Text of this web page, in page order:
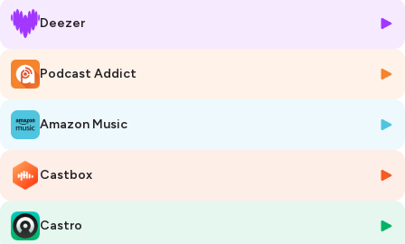
Pourquoi ? A qui ? Depuis quand ? A quelle heure s’y mettent-ils ? A
quel endroit ? A quoi ressemble leur livre avant d’être un livre ? Quelles
voix tournent dans leur tête au moment où ils se mettent à leur table
de travail ? Et comment ces voix, ces mots qui se bousculent dans
scenari ? Comment ont-ils débuté ? Continué ? Quelles ont été leurs
plus grandes difficultés ?
Michaux… chaque mois, nous rencontrons les écrivains majeurs de la
scène littéraire actuelle, ceux qui animent les ateliers d’écriture de
l’école Les Mots, pour les interroger sur leur parcours et leur pratique
d’écriture.
Deezer
Podcast Addict
Amazon Music
Castbox
Castro